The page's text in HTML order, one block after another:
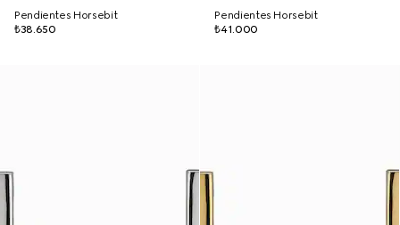
Pendientes Horsebit
₺38.650
Pendientes Horsebit
₺41.000